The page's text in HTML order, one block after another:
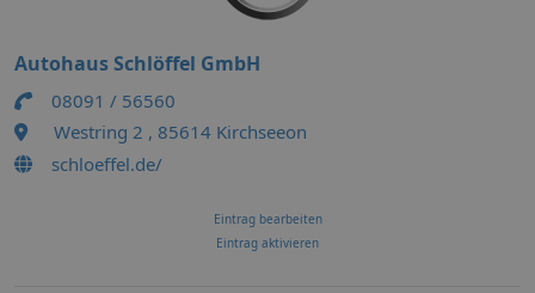
Autohaus Schlöffel GmbH
08091 / 56560
Westring 2 , 85614 Kirchseeon
schloeffel.de/
Eintrag bearbeiten
Eintrag aktivieren